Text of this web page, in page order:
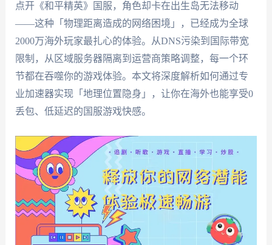
点开《和平精英》国服，角色却卡在出生岛无法移动
——这种「物理距离造成的网络困境」，已经成为全球
2000万海外玩家最扎心的体验。从DNS污染到国际带宽
限制，从区域服务器隔离到运营商策略调整，每一个环
节都在吞噬你的游戏体验。本文将深度解析如何通过专
业加速器实现「地理位置隐身」，让你在海外也能享受0
丢包、低延迟的国服游戏快感。